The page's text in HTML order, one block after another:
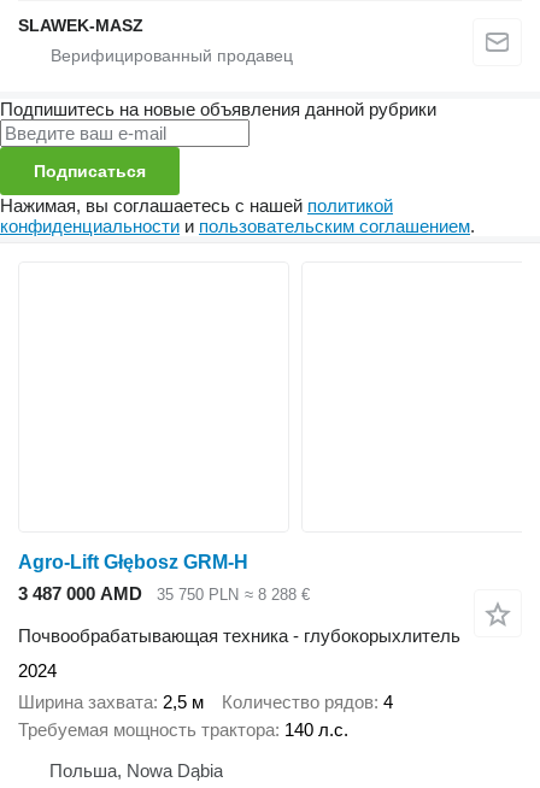
SLAWEK-MASZ
Подпишитесь на новые объявления данной рубрики
Подписаться
Нажимая, вы соглашаетесь с нашей политикой
конфиденциальности и пользовательским соглашением.
Agro-Lift Głębosz GRM-H
3 487 000 AMD
35 750 PLN ≈ 8 288 €
Почвообрабатывающая техника - глубокорыхлитель
2024
Ширина захвата 2,5 м Количество рядов 4
Требуемая мощность трактора 140 л.с.
Польша, Nowa Dąbia